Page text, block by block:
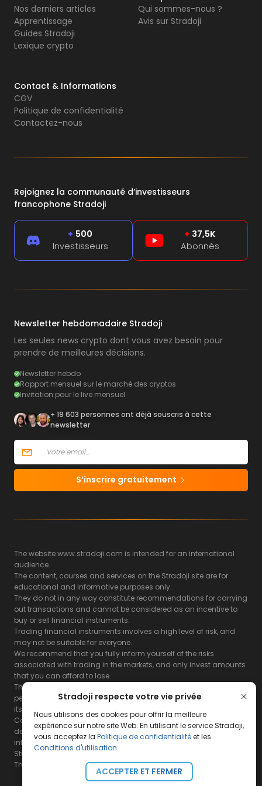
Stradoji respecte votre vie privée
Nous utilisons des cookies pour offrir la meilleure
expérience sur notre site Web. En utilisant le service Stradoji,
vous acceptez la Politique de confidentialitéet les
Conditions d'utilisation.
ACCEPTER ET FERMER
Nos derniers articles
Apprentissage
Guides Stradoji
Lexique crypto
Qui sommes-nous ?
Avis sur Stradoji
Contact & Informations
CGV
Politique de confidentialité
Contactez-nous
Rejoignez la communauté d’investisseurs
francophone Stradoji
+ 500
Investisseurs
+ 37,5K
Abonnés
Newsletter hebdomadaire Stradoji
Les seules news crypto dont vous avez besoin pour
prendre de meilleures décisions.
Newsletter hebdo
Rapport mensuel sur le marché des cryptos
Invitation pour le live mensuel
+ 19 603 personnes ont déjà souscris à cette
newsletter
S’inscrire gratuitement
The website www.stradoji.com is intended for an international
audience.
The content, courses and services on the Stradoji site are for
educational and informative purposes only.
They do not in any way constitute recommendations for carrying
out transactions and cannot be considered as an incentive to
buy or sell financial instruments.
Trading financial instruments involves a high level of risk, and
may not be suitable for everyone.
We recommend that you fully inform yourself of the risks
associated with trading in the markets, and only invest amounts
that you can afford to lose.
The Stradoji site does not guarantee the results or the
performance of products based on the information contained on
its site and its servers.
Consequently, the Stradoji site and its publishing company
decline all responsibility in the use that may be made of this
information and the consequences that may result therefrom.
Stradoji Services are not authorized for US citizens or US residents.
The full legal notices areavailable here.